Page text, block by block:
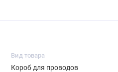
Вид товара
Короб для проводов